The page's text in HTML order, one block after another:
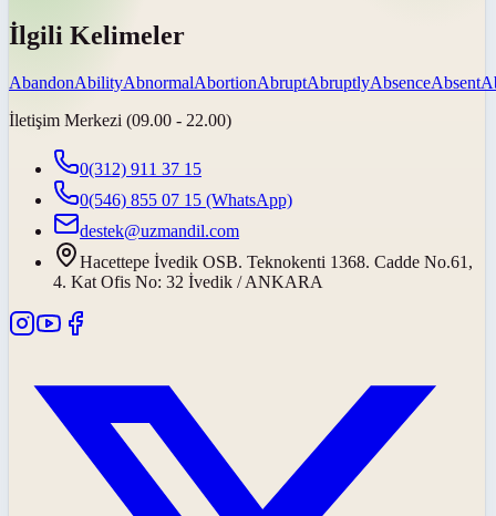
İlgili Kelimeler
AbandonAbilityAbnormalAbortionAbruptAbruptlyAbsenceAbsent
İletişim Merkezi (09.00 - 22.00)
0(312) 911 37 15
0(546) 855 07 15 (WhatsApp)
destek@uzmandil.com
Hacettepe İvedik OSB. Teknokenti 1368. Cadde No.61,
4. Kat Ofis No: 32 İvedik / ANKARA